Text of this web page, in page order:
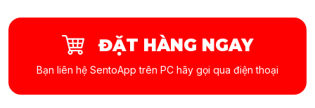
ĐẶT HÀNG NGAY
Bạn liên hệ SentoApp trên PC hãy gọi qua điện thoại